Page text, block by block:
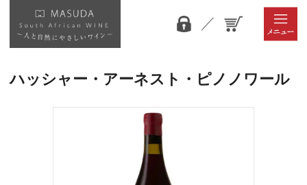
ハッシャー・アーネスト・ピノノワール